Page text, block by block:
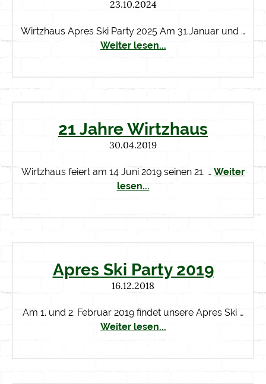
23.10.2024
Wirtzhaus Apres Ski Party 2025 Am 31.Januar und …
Weiter lesen...
21 Jahre Wirtzhaus
30.04.2019
Wirtzhaus feiert am 14 Juni 2019 seinen 21. … Weiter
lesen...
Apres Ski Party 2019
16.12.2018
Am 1. und 2. Februar 2019 findet unsere Apres Ski …
Weiter lesen...